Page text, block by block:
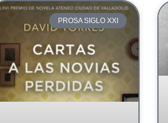
PROSA SIGLO XXI